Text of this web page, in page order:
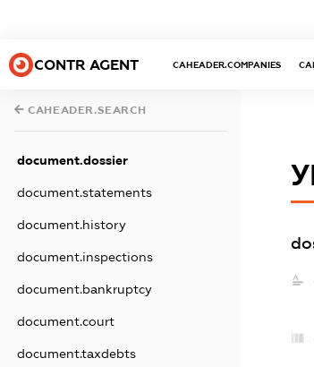
CONTR AGENT CAHEADER.COMPANIES
CAHEADER.SEARCH
document.dossier
document.statements
document.history
document.inspections
document.bankruptcy
document.court
document.taxdebts